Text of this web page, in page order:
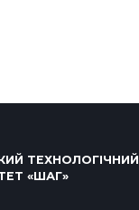
ТЕХНОЛОГІЧНИЙ
«ШАГ»